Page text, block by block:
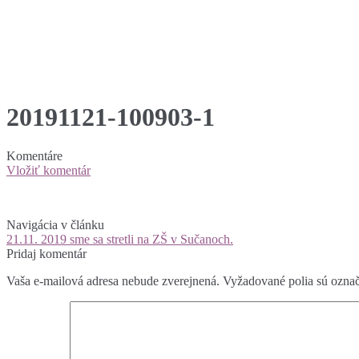
20191121-100903-1
Komentáre
Vložiť komentár
Navigácia v článku
21.11. 2019 sme sa stretli na ZŠ v Sučanoch.
Pridaj komentár
Vaša e-mailová adresa nebude zverejnená. Vyžadované polia sú